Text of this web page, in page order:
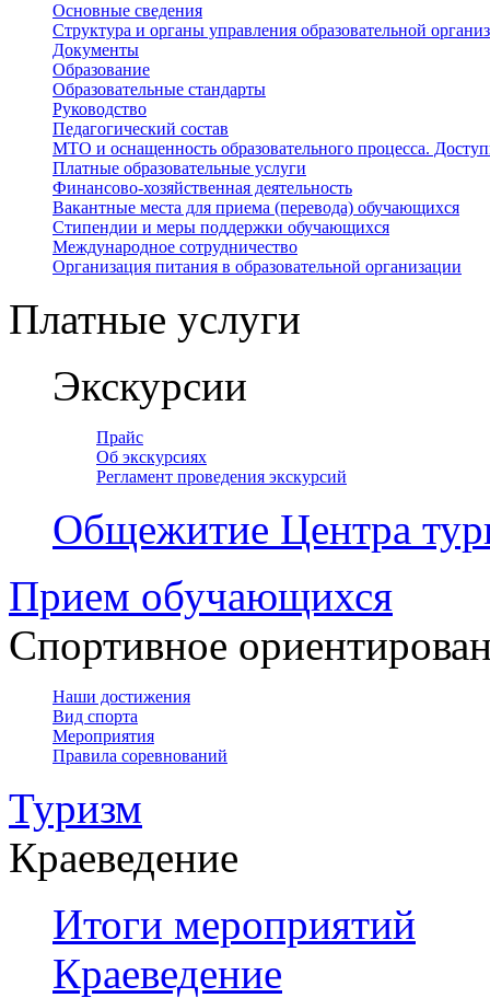
Основные сведения
Структура и органы управления образовательной
Документы
Образование
Образовательные стандарты
Руководство
Педагогический состав
МТО и оснащенность образовательного процесса.
Платные образовательные услуги
Финансово-хозяйственная деятельность
Вакантные места для приема (перевода) обучающихся
Стипендии и меры поддержки обучающихся
Международное сотрудничество
Организация питания в образовательной организации
Платные услуги
Экскурсии
Прайс
Об экскурсиях
Регламент проведения экскурсий
Общежитие Центра
Прием обучающихся
Спортивное
Наши достижения
Вид спорта
Мероприятия
Правила соревнований
Туризм
Краеведение
Итоги мероприятий
Краеведение